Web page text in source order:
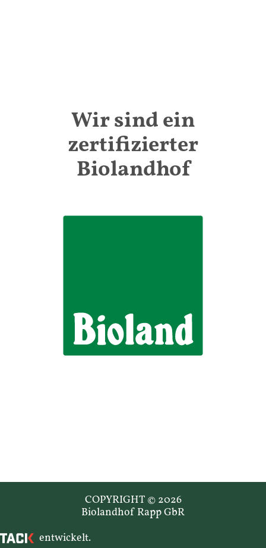
Wir sind ein
zertifizierter
Biolandhof
COPYRIGHT © 2026
Biolandhof Rapp GbR
entwickelt.